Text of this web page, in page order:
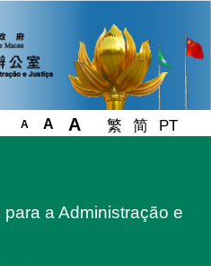
A A A 繁 简 PT
a Administração e